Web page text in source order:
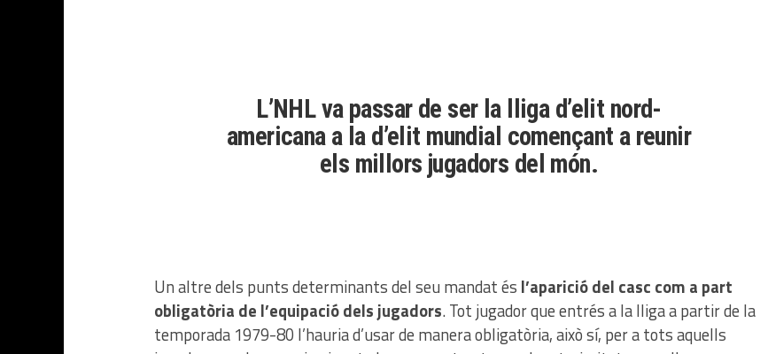
L’NHL va passar de ser la lliga d’elit nord-
americana a la d’elit mundial començant a reunir
els millors jugadors del món.
Un altre dels punts determinants del seu mandat és l’aparició del casc com a part
obligatòria de l’equipació dels jugadors. Tot jugador que entrés a la lliga a partir de la
temporada 1979-80 l’hauria d’usar de manera obligatòria, això sí, per a tots aquells